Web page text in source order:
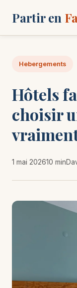
Partir en
Hebergements
Hôtels
choisir
1 mai 202610 min